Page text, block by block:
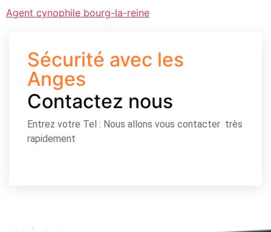
Agent cynophile bourg-la-reine
Sécurité avec les
Anges
Contactez nous
Entrez votre Tel : Nous allons vous contacter très
rapidement